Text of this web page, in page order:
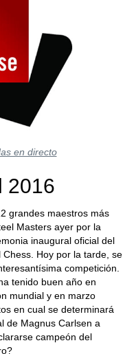
en directo
2016
grandes maestros más
Masters ayer por la
inaugural oficial del
Chess. Hoy por la tarde, se
competición.
tenido buen año en
mundial y en marzo
en cual se determinará
de Magnus Carlsen a
campeón del